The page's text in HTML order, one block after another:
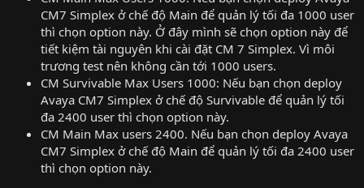
CM7 Simplex ở chế độ Main để quản lý tối đa 1000 user
thì chọn option này. Ở đây mình sẽ chọn option này để
tiết kiệm tài nguyên khi cài đặt CM 7 Simplex. Vì môi
trương test nên không cần tới 1000 users.
CM Survivable Max Users 1000: Nếu bạn chọn deploy
Avaya CM7 Simplex ở chế độ Survivable để quản lý tối
đa 2400 user thì chọn option này.
CM Main Max users 2400. Nếu bạn chọn deploy Avaya
CM7 Simplex ở chế độ Main để quản lý tối đa 2400 user
thì chọn option này.